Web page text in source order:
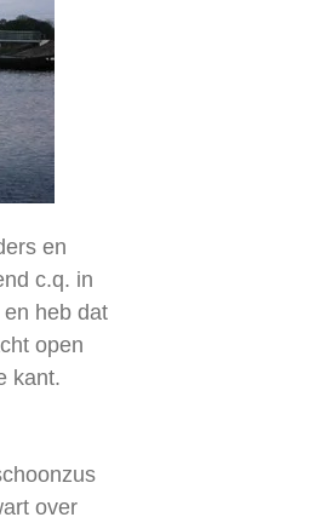
en
c.q. in
heb dat
open
kant.
over